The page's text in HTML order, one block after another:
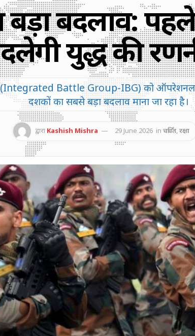
बदलाव: पहले
युद्ध की
(Integrated Battle Group-IBG) को
दशकों का सबसे बड़ा बदलाव माना जा रहा है।
द्वारा Kashish Mishra 29 June 2026 in चर्चित,रक्षा